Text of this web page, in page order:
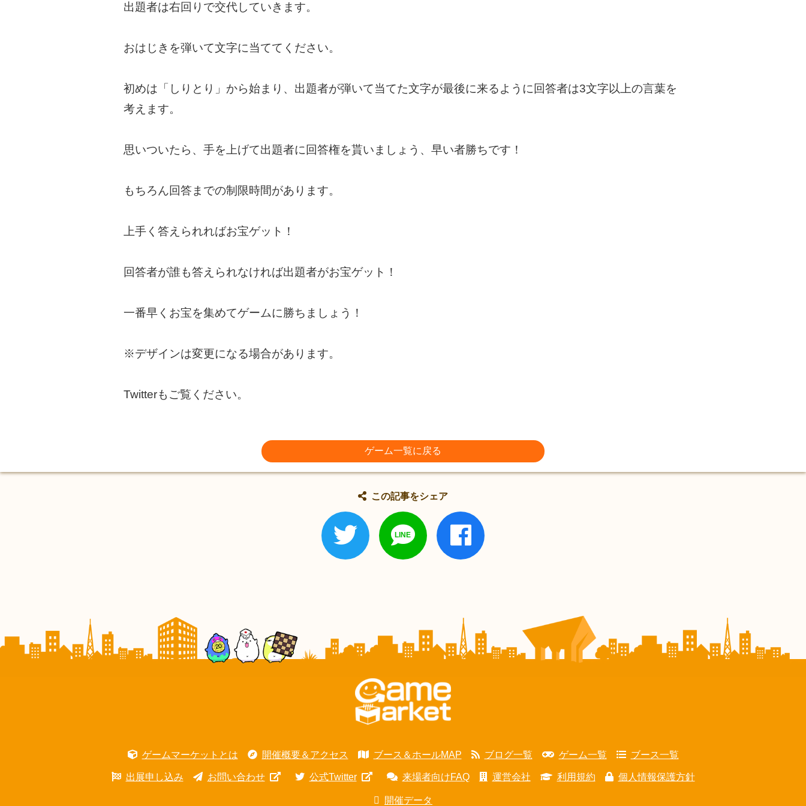
出題者は右回りで交代していきます。
おはじきを弾いて文字に当ててください。
初めは「しりとり」から始まり、出題者が弾いて当てた文字が最後に来るように回答者は3文字以上の言葉を
考えます。
思いついたら、手を上げて出題者に回答権を貰いましょう、早い者勝ちです！
もちろん回答までの制限時間があります。
上手く答えられればお宝ゲット！
回答者が誰も答えられなければ出題者がお宝ゲット！
一番早くお宝を集めてゲームに勝ちましょう！
※デザインは変更になる場合があります。
Twitterもご覧ください。
ゲーム一覧に戻る
この記事をシェア
ゲームマーケットとは 開催概要＆アクセス ブース＆ホールMAP ブログ一覧 ゲーム一覧 ブース一覧
出展申し込み お問い合わせ 公式Twitter 来場者向けFAQ 運営会社 利用規約 個人情報保護方針
開催データ